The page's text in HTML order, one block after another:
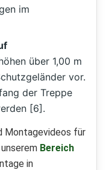
im
über 1,00 m
vor.
der Treppe
[6].
Montagevideos für
Bereich
in